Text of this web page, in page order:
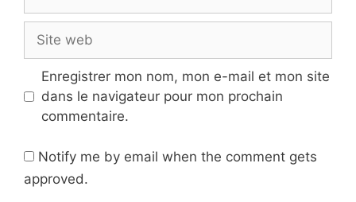
Site
web
Enregistrer mon nom, mon e-mail et mon site
dans le navigateur pour mon prochain
commentaire.
Notify me by email when the comment gets
approved.